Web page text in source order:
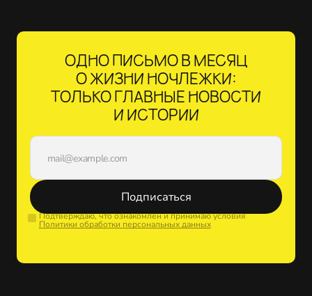
ОДНО ПИСЬМО В МЕСЯЦ
О ЖИЗНИ НОЧЛЕЖКИ:
ТОЛЬКО ГЛАВНЫЕ НОВОСТИ
И ИСТОРИИ
Подписаться
Подтверждаю, что ознакомлен и принимаю условия
Политики обработки персональных данных